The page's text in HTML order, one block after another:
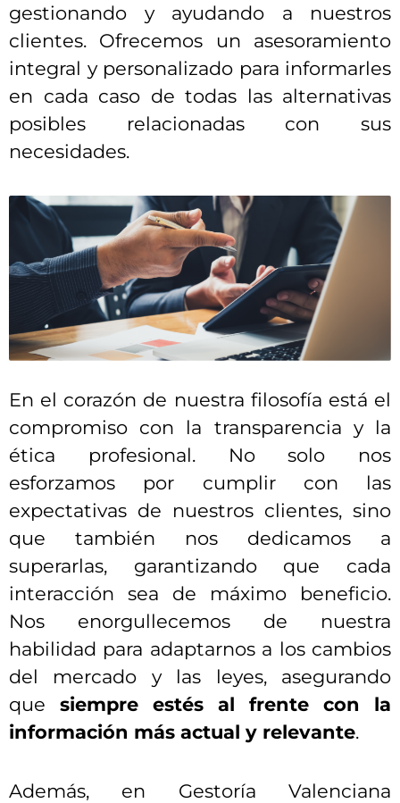
gestionando y ayudando a nuestros
clientes. Ofrecemos un asesoramiento
integral y personalizado para informarles
en cada caso de todas las alternativas
posibles relacionadas con sus
necesidades.
En el corazón de nuestra filosofía está el
compromiso con la transparencia y la
ética profesional. No solo nos
esforzamos por cumplir con las
expectativas de nuestros clientes, sino
que también nos dedicamos a
superarlas, garantizando que cada
interacción sea de máximo beneficio.
Nos enorgullecemos de nuestra
habilidad para adaptarnos a los cambios
del mercado y las leyes, asegurando
que siempre estés al frente con la
información más actual y relevante.
Además, en Gestoría Valenciana